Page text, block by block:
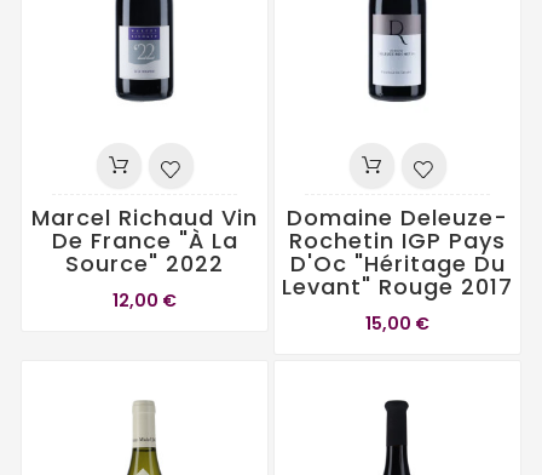
Marcel Richaud Vin
De France "À La
Source" 2022
12,00 €
Domaine Deleuze-
Rochetin IGP Pays
D'Oc "Héritage Du
Levant" Rouge 2017
15,00 €